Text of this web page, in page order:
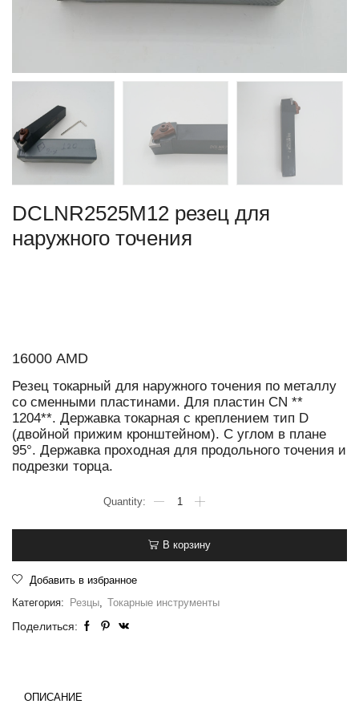
DCLNR2525M12 резец для
наружного точения
16000 AMD
Резец токарный для наружного точения по металлу
со сменными пластинами. Для пластин CN **
1204**. Державка токарная с креплением тип D
(двойной прижим кронштейном). С углом в плане
95°. Державка проходная для продольного точения и
подрезки торца.
В корзину
Добавить в избранное
Категория: Резцы Токарные инструменты
Поделиться:
ОПИСАНИЕ